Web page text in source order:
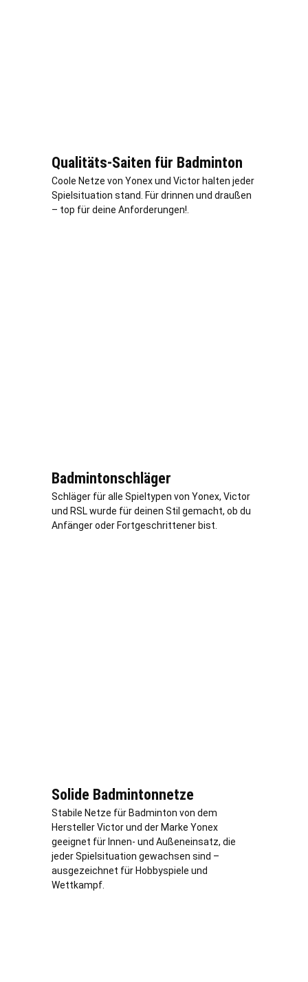
Qualitäts-Saiten für Badminton
Coole Netze von Yonex und Victor halten jeder
Spielsituation stand. Für drinnen und draußen
– top für deine Anforderungen!.
Badmintonschläger
Schläger für alle Spieltypen von Yonex, Victor
und RSL wurde für deinen Stil gemacht, ob du
Anfänger oder Fortgeschrittener bist.
Solide Badmintonnetze
Stabile Netze für Badminton von dem
Hersteller Victor und der Marke Yonex
geeignet für Innen- und Außeneinsatz, die
jeder Spielsituation gewachsen sind –
ausgezeichnet für Hobbyspiele und
Wettkampf.